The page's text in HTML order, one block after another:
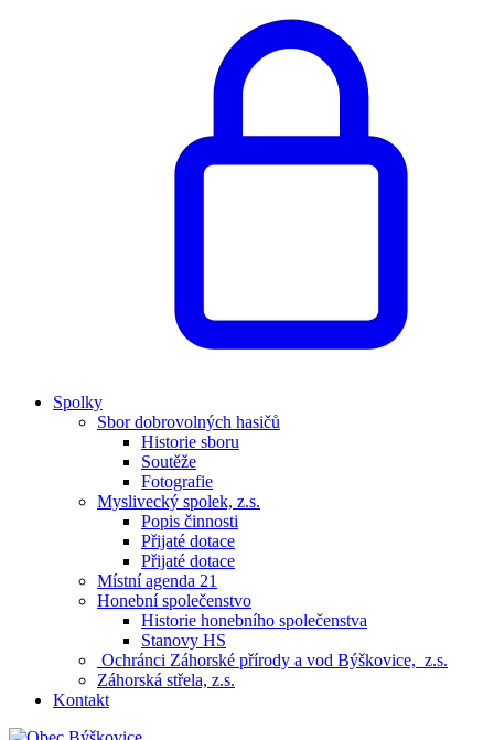
Spolky
Sbor dobrovolných hasičů
Historie sboru
Soutěže
Fotografie
Myslivecký spolek, z.s.
Popis činnosti
Přijaté dotace
Přijaté dotace
Místní agenda 21
Honební společenstvo
Historie honebního společenstva
Stanovy HS
Ochránci Záhorské přírody a vod Býškovice, z.s.
Záhorská střela, z.s.
Kontakt